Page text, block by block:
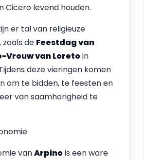
Cicero levend houden.
er tal van religieuze
de Feestdag van
Vrouw van Loretoin
deze vieringen komen
om te bidden, te feesten en
van saamhorigheid te
vanArpinois een ware